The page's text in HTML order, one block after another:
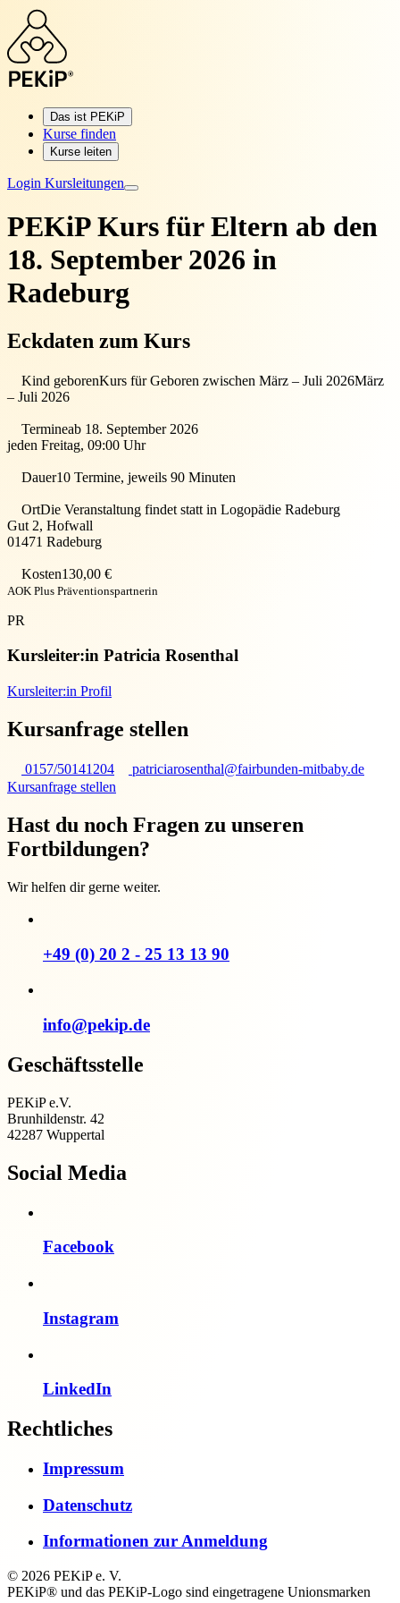
Das ist PEKiP
Kurse finden
Kurse leiten
Login Kursleitungen
PEKiP Kurs für Eltern ab den
18. September 2026 in
Radeburg
Eckdaten zum Kurs
Kind geborenKurs für Geboren zwischen März – Juli 2026März
– Juli 2026
Termineab 18. September 2026
jeden Freitag, 09:00 Uhr
Dauer10 Termine, jeweils 90 Minuten
OrtDie Veranstaltung findet statt in Logopädie Radeburg
Gut 2, Hofwall
01471 Radeburg
Kosten130,00 €
AOK Plus Präventionspartnerin
PR
Kursleiter:in Patricia Rosenthal
Kursleiter:in Profil
Kursanfrage stellen
0157/50141204
patriciarosenthal@fairbunden-mitbaby.de
Kursanfrage stellen
Hast du noch Fragen zu unseren
Fortbildungen?
Wir helfen dir gerne weiter.
+49 (0) 20 2 - 25 13 13 90
info@pekip.de
Geschäftsstelle
PEKiP e.V.
Brunhildenstr. 42
42287 Wuppertal
Social Media
Facebook
Instagram
LinkedIn
Rechtliches
Impressum
Datenschutz
Informationen zur Anmeldung
© 2026 PEKiP e. V.
PEKiP® und das PEKiP-Logo sind eingetragene Unionsmarken